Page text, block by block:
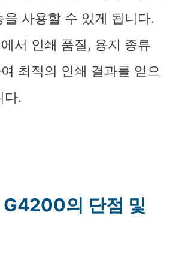
을 사용할 수 있게 됩니다.
서 인쇄 품질, 용지 종류
최적의 인쇄 결과를 얻으
다.
의 단점 및